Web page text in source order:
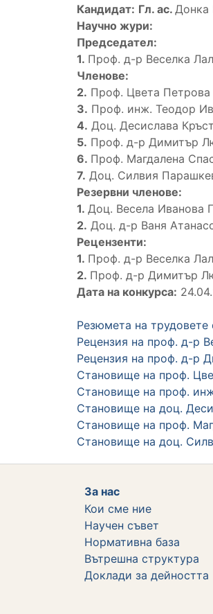
Кандидат: Гл. ас. Донка
Научно
Председател:
1. Проф. д-р Веселка
Членове:
2. Проф. Цвета Петрова
3. Проф. инж. Теодор
4. Доц. Десислава
5. Проф. д-р Димитър
6. Проф. Магдалена
7. Доц. Силвия
Резервни членове:
1. Доц. Весела Иванова
2. Доц. д-р Ваня
Рецензенти:
1. Проф. д-р Веселка
2. Проф. д-р Димитър
Дата на конкурса:
Резюмета на трудовете
Рецензия на проф. д-р
Рецензия на проф. д-р
Становище на проф.
Становище на проф.
Становище на доц.
Становище на проф.
Становище на доц.
За нас
Кои сме ние
Научен съвет
Нормативна база
Вътрешна структура
Дoклади за дейността